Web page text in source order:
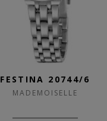
FESTINA 20744/6
MADEMOISELLE